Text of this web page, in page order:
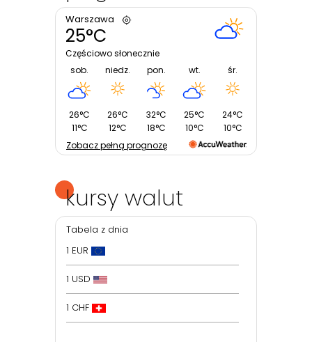
Warszawa
25°C
Częściowo słonecznie
sob.
26°C
11°C
niedz.
26°C
12°C
pon.
32°C
18°C
wt.
25°C
10°C
śr.
24°C
10°C
Zobacz pełną prognozę
kursy walut
Tabela z dnia
1 EUR
1 USD
1 CHF